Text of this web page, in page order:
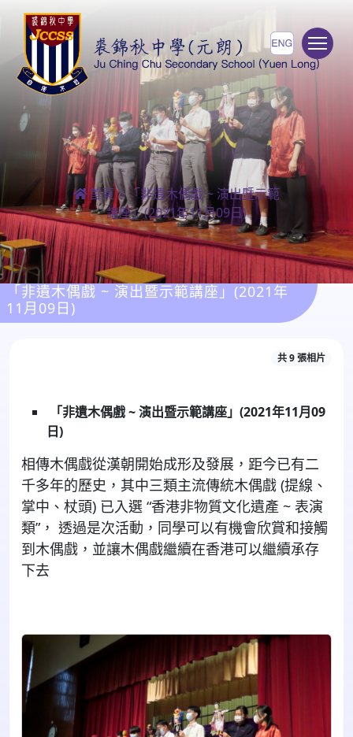
首頁> 「非遺木偶戲 ~ 演出暨示範
講座」(2021年11月09日)
「非遺木偶戲 ~ 演出暨示範講座」(2021年
11月09日)
共 9 張相片
「非遺木偶戲 ~ 演出暨示範講座」 (2021年11月09
日)
相傳木偶戲從漢朝開始成形及發展，距今已有二
千多年的歷史，其中三類主流傳統木偶戲 (提線、
掌中、杖頭) 已入選 “香港非物質文化遺產 ~ 表演
類”， 透過是次活動，同學可以有機會欣賞和接觸
到木偶戲，並讓木偶戲繼續在香港可以繼續承存
下去